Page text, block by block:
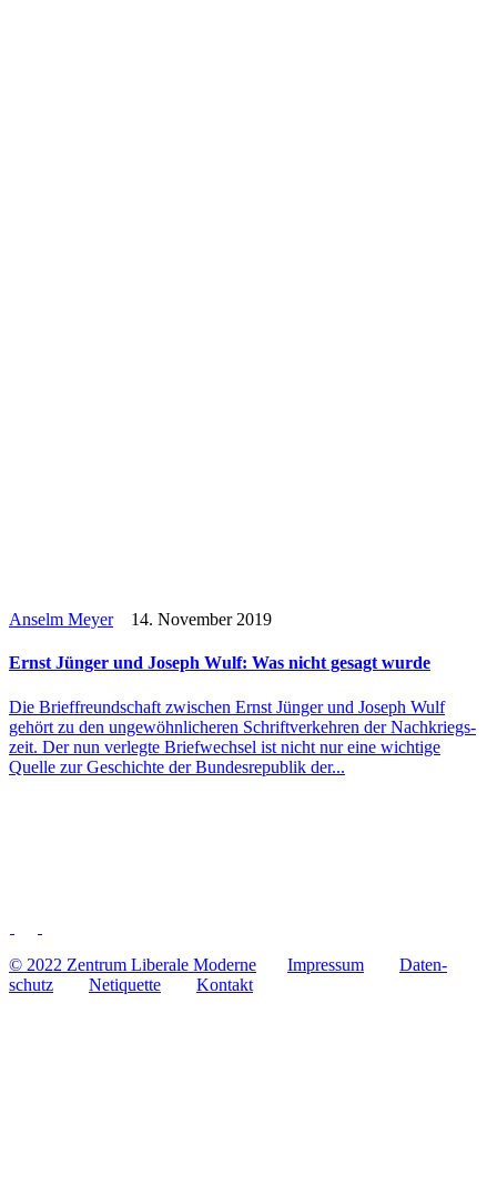
Anselm Meyer14. November 2019
Ernst Jünger und Joseph Wulf: Was nicht gesagt wurde
Die Brief­freund­schaft zwi­schen Ernst Jünger und Joseph Wulf
gehört zu den unge­wöhn­li­che­ren Schrift­ver­keh­ren der Nach­kriegs­
zeit. Der nun ver­legte Brief­wech­sel ist nicht nur eine wich­tige
Quelle zur Geschichte der Bun­des­re­pu­blik der...
© 2022 Zentrum Libe­rale Moderne Impres­sum
Daten­
schutz
Neti­quette Kontakt